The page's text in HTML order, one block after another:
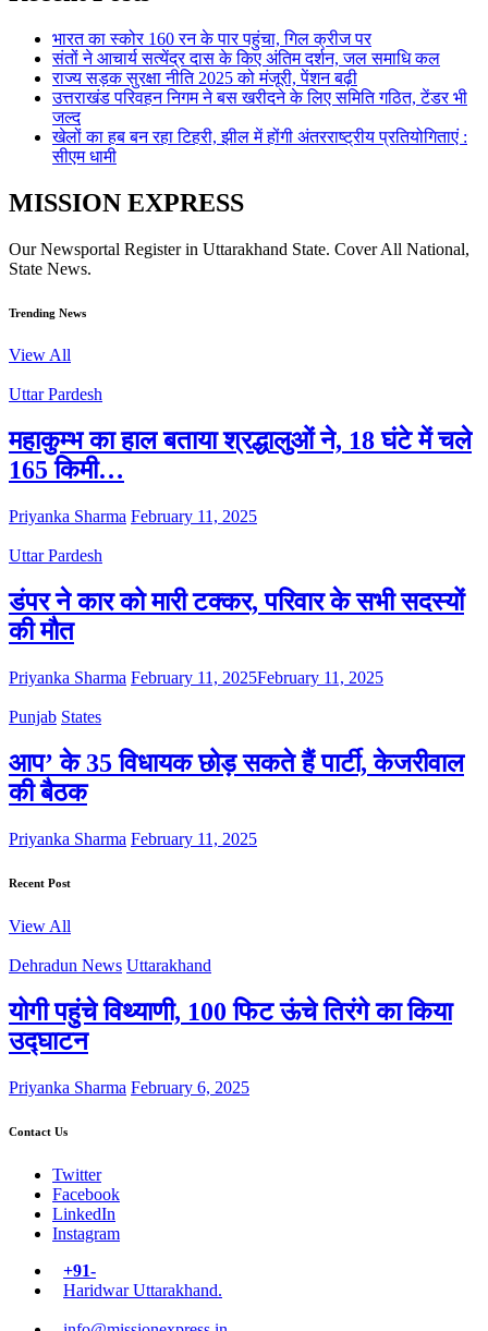
भारत का स्कोर 160 रन के पार पहुंचा, गिल क्रीज पर
संतों ने आचार्य सत्येंद्र दास के किए अंतिम दर्शन, जल समाधि कल
राज्य सड़क सुरक्षा नीति 2025 को मंजूरी, पेंशन बढ़ी
उत्तराखंड परिवहन निगम ने बस खरीदने के लिए समिति गठित, टेंडर भी
जल्द
खेलों का हब बन रहा टिहरी, झील में होंगी अंतरराष्ट्रीय प्रतियोगिताएं :
सीएम धामी
MISSION EXPRESS
Our Newsportal Register in Uttarakhand State. Cover All National,
State News.
Trending News
View All
Uttar Pardesh
महाकुम्भ का हाल बताया श्रद्धालुओं ने, 18 घंटे में चले
165 किमी…
Priyanka Sharma February 11, 2025
Uttar Pardesh
डंपर ने कार को मारी टक्कर, परिवार के सभी सदस्यों
की मौत
Priyanka Sharma February 11, 2025February 11, 2025
Punjab States
आप’ के 35 विधायक छोड़ सकते हैं पार्टी, केजरीवाल
की बैठक
Priyanka Sharma February 11, 2025
Recent Post
View All
Dehradun News Uttarakhand
योगी पहुंचे विथ्याणी, 100 फिट ऊंचे तिरंगे का किया
उद्घाटन
Priyanka Sharma February 6, 2025
Contact Us
Twitter
Facebook
LinkedIn
Instagram
+91-
Haridwar Uttarakhand.